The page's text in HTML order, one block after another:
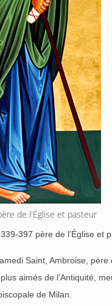
de l'Église et pasteur
339-397 père de l’Église et
Saint, Ambroise, père
aimés de l’Antiquité,
de Milan.